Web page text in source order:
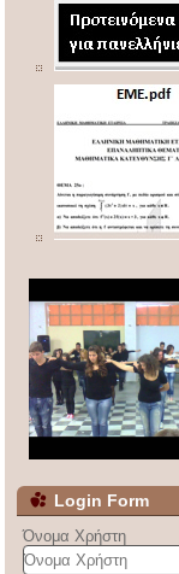
Login Form
Όνομα Χρήστη